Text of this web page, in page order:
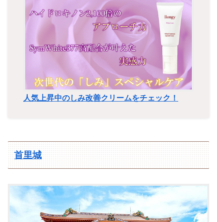
人気上昇中のしみ改善クリームをチェック！
首里城